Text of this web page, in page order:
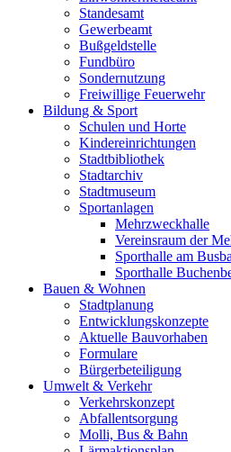
Standesamt
Gewerbeamt
Bußgeldstelle
Fundbüro
Sondernutzung
Freiwillige Feuerwehr
Bildung & Sport
Schulen und Horte
Kindereinrichtungen
Stadtbibliothek
Stadtarchiv
Stadtmuseum
Sportanlagen
Mehrzweckhalle
Vereinsraum der
Sporthalle am
Sporthalle
Bauen & Wohnen
Stadtplanung
Entwicklungskonzepte
Aktuelle Bauvorhaben
Formulare
Bürgerbeteiligung
Umwelt & Verkehr
Verkehrskonzept
Abfallentsorgung
Molli, Bus & Bahn